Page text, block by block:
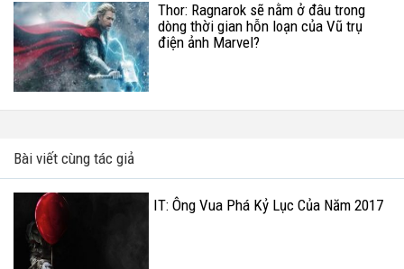
Thor: Ragnarok sẽ nằm ở đâu trong
dòng thời gian hỗn loạn của Vũ trụ
điện ảnh Marvel?
Bài viết cùng tác giả
IT: Ông Vua Phá Kỷ Lục Của Năm 2017